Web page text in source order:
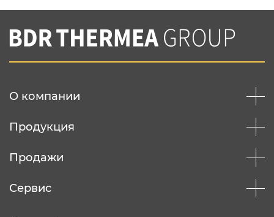
Вы соглашаетесь с нашей политикой
конфеденциальности
О компании
Продукция
Продажи
Сервис